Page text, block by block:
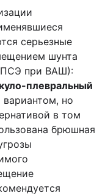
серьезные
шунта
ПСЭ при ВАШ):
плевральный
но
в том
брюшная